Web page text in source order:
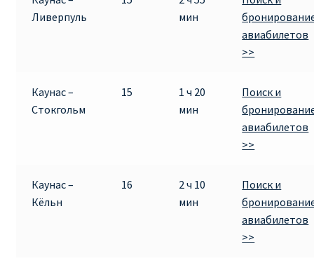
Райнэйр на русском
Ливерпуль
мин
авиабилетов
>>
Каунас –
Стокгольм
15
1 ч 20
мин
Поиск и
авиабилетов
>>
Каунас –
Кёльн
16
2 ч 10
мин
Поиск и
авиабилетов
>>